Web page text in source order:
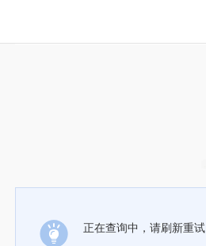
正在查询中，请刷新重试